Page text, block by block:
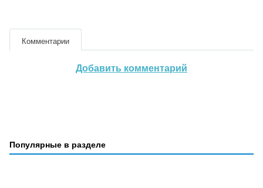
Комментарии
Добавить комментарий
Популярные в разделе